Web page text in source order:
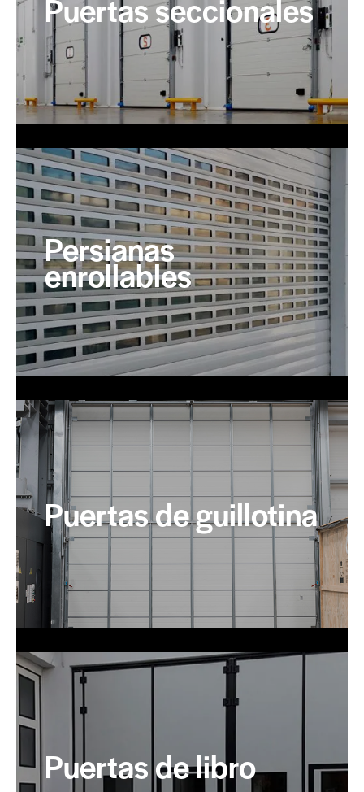
Puertas seccionales
Persianas
enrollables
Puertas de guillotina
Puertas de libro